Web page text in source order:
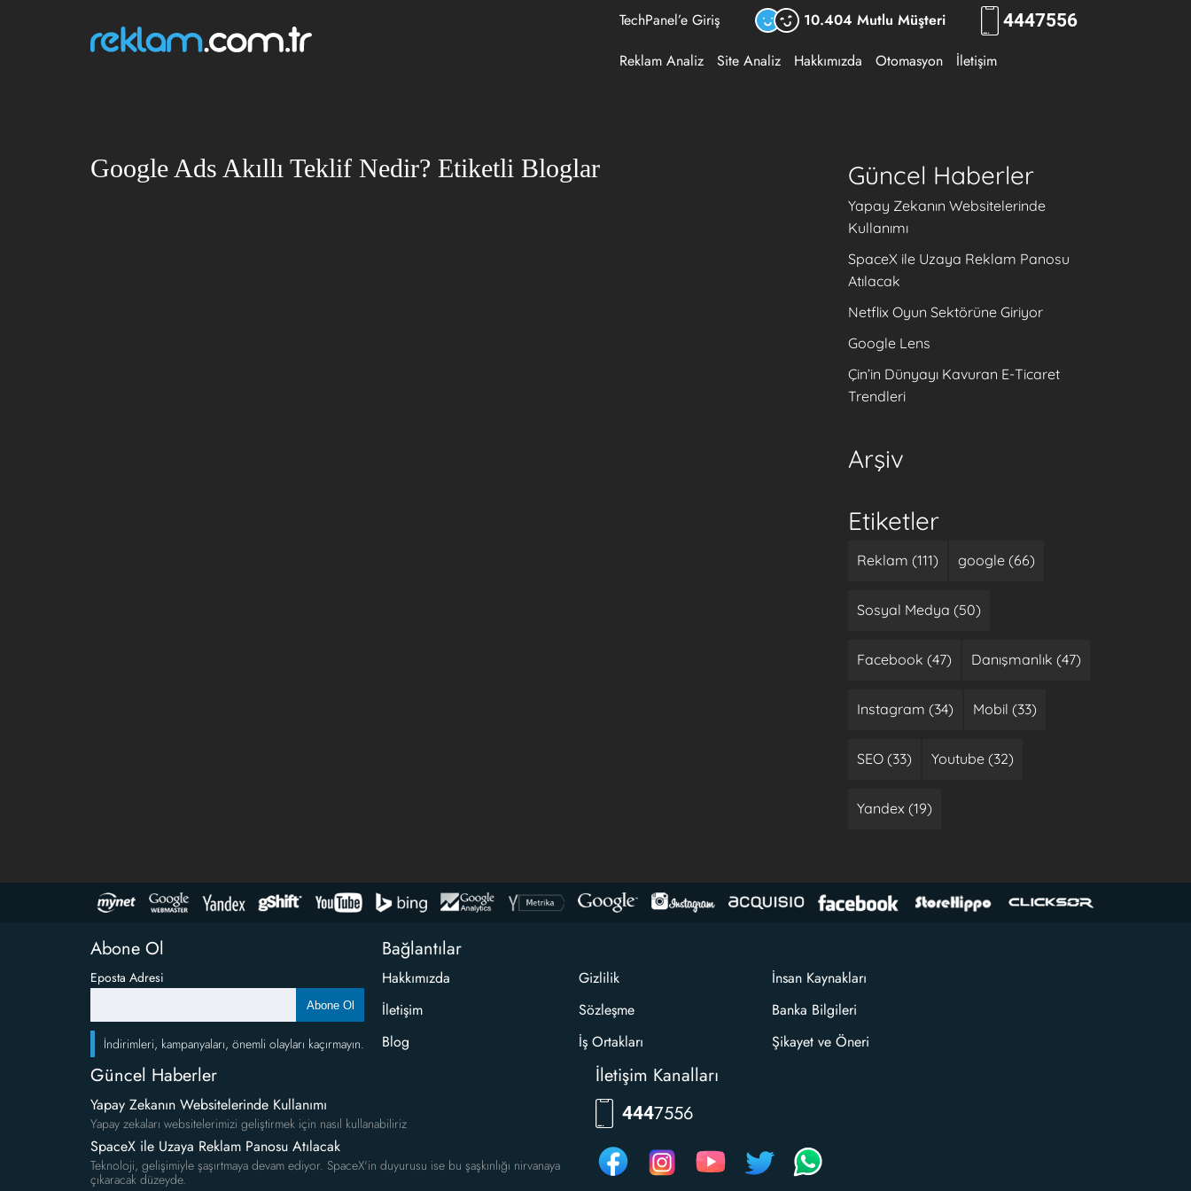
TechPanel’e Giriş 10.404 Mutlu Müşteri 4447556
Reklam Analiz Site Analiz Hakkımızda Otomasyon İletişim
Google Ads Akıllı Teklif Nedir? Etiketli Bloglar Güncel Haberler
Yapay Zekanın Websitelerinde
Kullanımı
SpaceX ile Uzaya Reklam Panosu
Atılacak
Netflix Oyun Sektörüne Giriyor
Google Lens
Çin’in Dünyayı Kavuran E-Ticaret
Trendleri
Arşiv
Etiketler
Reklam (111) google (66)
Sosyal Medya (50)
Facebook (47) Danışmanlık (47)
Instagram (34) Mobil (33)
SEO (33) Youtube (32)
Yandex (19)
Abone Ol
Eposta Adresi
Abone Ol
İndirimleri, kampanyaları, önemli olayları kaçırmayın.
Güncel Haberler
Yapay Zekanın Websitelerinde Kullanımı
Yapay zekaları websitelerimizi geliştirmek için nasıl kullanabiliriz
SpaceX ile Uzaya Reklam Panosu Atılacak
Teknoloji, gelişimiyle şaşırtmaya devam ediyor. SpaceX'in duyurusu ise bu şaşkınlığı nirvanaya
çıkaracak düzeyde.
Bağlantılar
Hakkımızda
İletişim
Blog
Gizlilik
Sözleşme
İş Ortakları
İnsan Kaynakları
Banka Bilgileri
Şikayet ve Öneri
İletişim Kanalları
4447556